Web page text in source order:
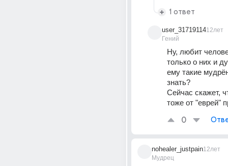
1 ответ
user_31719114
Гений
12лет
Ну, любит
только о них и
ему такие
знать?
Сейчас скажет,
тоже от "еврей"
0
nohealer_justpain
Мудрец
12лет